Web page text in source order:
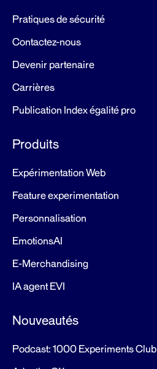
Pratiques de sécurité
Contactez-nous
Devenir partenaire
Carrières
Publication Index égalité pro
Produits
Expérimentation Web
Feature experimentation
Personnalisation
EmotionsAI
E-Merchandising
IA agent EVI
Nouveautés
Podcast: 1000 Experiments Club